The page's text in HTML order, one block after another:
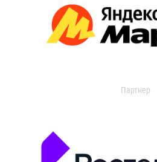
Партнер